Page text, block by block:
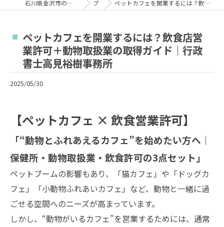
石川県金沢市の行政書士なら行政書士高見裕樹事務所 ブログ ペットカフェを開業するには？飲食店営業許可＋動物取扱業の取得ガイド｜行政書士高見裕樹事務所
ペットカフェを開業するには？飲食店営
業許可＋動物取扱業の取得ガイド｜行政
書士高見裕樹事務所
2025/05/30
【ペットカフェ × 飲食営業許可】
「“動物とふれあえるカフェ”を始めたい方へ｜
保健所・動物取扱業・飲食許可の3点セット」
ペットブームの影響もあり、「猫カフェ」や「ドッグカ
フェ」「小動物ふれあいカフェ」など、動物と一緒に過
ごせる空間へのニーズが高まっています。
しかし、“動物がいるカフェ”を営業するためには、通常